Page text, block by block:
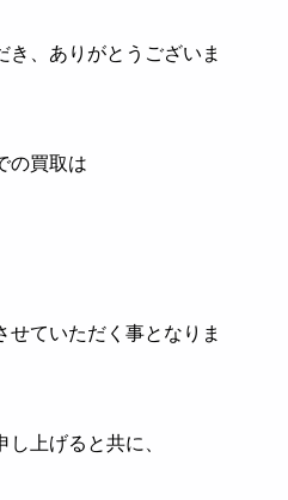
き、ありがとうございま
の買取は
せていただく事となりま
上げると共に、